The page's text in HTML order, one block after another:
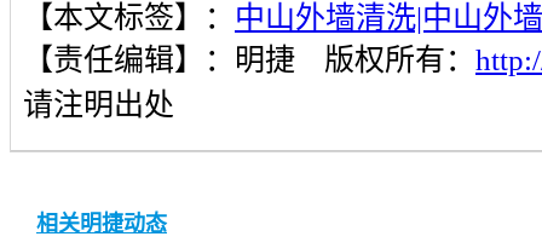
城市写字楼外墙清洗需关注哪些问题
中山黄龙运动器材有限公司厂房外墙清洗案例
怎样才能提高外墙清洗的效果？中山明捷公司有妙招
【本文标签】： 中山外墙清洗|中山外
【责任编辑】： 明捷 版权所有：
请注明出处
相关明捷动态